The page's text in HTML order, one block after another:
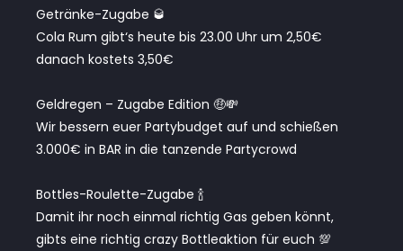
Getränke-Zugabe 🥃
Cola Rum gibt‘s heute bis 23.00 Uhr um 2,50€
danach kostets 3,50€
Geldregen – Zugabe Edition 🤑💸
Wir bessern euer Partybudget auf und schießen
3.000€ in BAR in die tanzende Partycrowd
Bottles-Roulette-Zugabe 🍾
Damit ihr noch einmal richtig Gas geben könnt,
gibts eine richtig crazy Bottleaktion für euch 💯